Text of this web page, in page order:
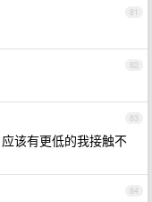
81
82
83
该有更低的我接触不
84